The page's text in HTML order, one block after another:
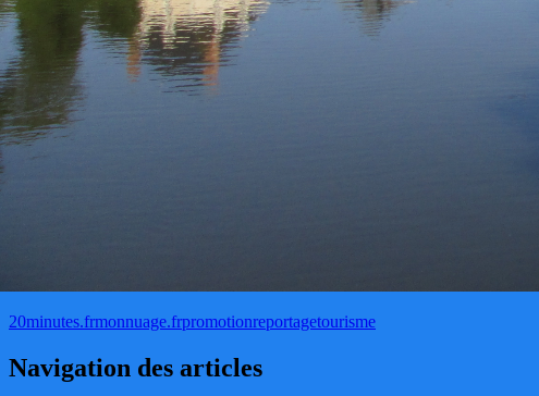
20minutes.frmonnuage.frpromotionreportagetourisme
Navigation des articles